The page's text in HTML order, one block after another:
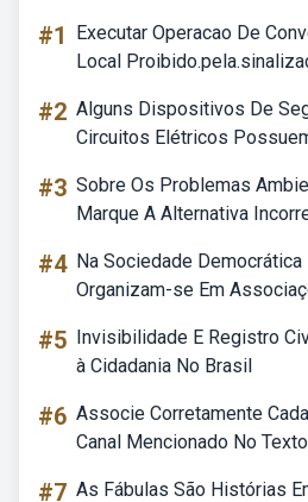
#1
Executar Operacao De
Local
#2 Alguns Dispositivos De
Circuitos Elétricos
#3 Sobre Os Problemas
Marque A Alternativa
#4 Na Sociedade
Organizam-se Em
#5 Invisibilidade E Registro
à Cidadania No Brasil
#6 Associe Corretamente
Canal Mencionado No Texto
#7 As Fábulas São Histórias